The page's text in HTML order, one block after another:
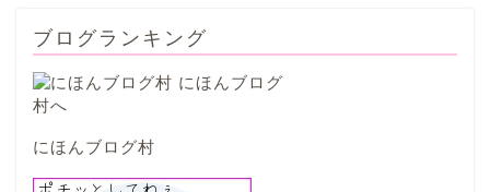
ブログランキング
にほんブログ村